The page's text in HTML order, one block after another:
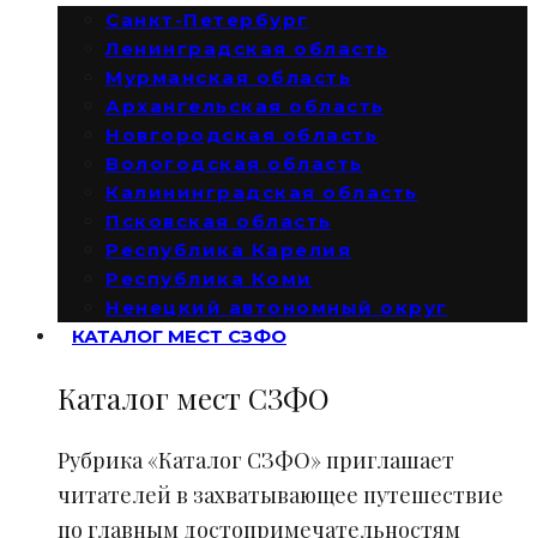
Санкт-Петербург
Ленинградская область
Мурманская область
Архангельская область
Новгородская область
Вологодская область
Калининградская область
Псковская область
Республика Карелия
Республика Коми
Ненецкий автономный округ
КАТАЛОГ МЕСТ СЗФО
Каталог мест СЗФО
Рубрика «Каталог СЗФО» приглашает
читателей в захватывающее путешествие
по главным достопримечательностям